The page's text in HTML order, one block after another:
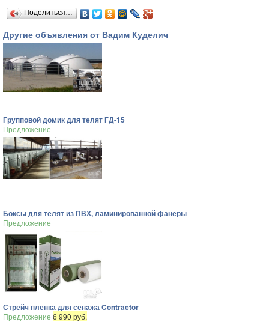
Поделиться…
Другие объявления от Вадим Куделич
Групповой домик для телят ГД-15
Предложение
Боксы для телят из ПВХ, ламинированной фанеры
Предложение
Стрейч пленка для сенажа Contractor
Предложение 6 990 руб.